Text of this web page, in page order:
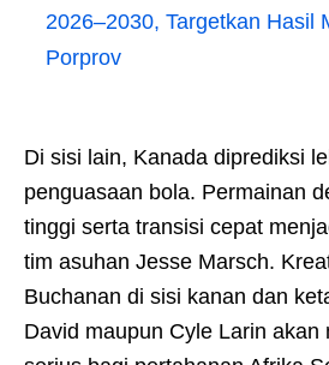
2026–2030, Targetkan Hasil
Porprov
Di sisi lain, Kanada diprediksi
penguasaan bola. Permainan
tinggi serta transisi cepat
tim asuhan Jesse Marsch.
Buchanan di sisi kanan dan
David maupun Cyle Larin akan